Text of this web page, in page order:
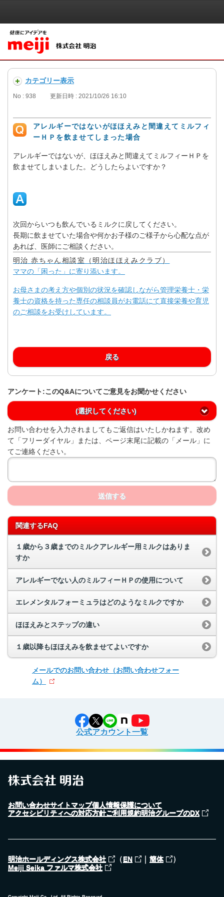
カテゴリー表示
No : 938 更新日時 : 2021/10/26 16:10
アレルギーではないがほほえみと間違えてミルフィ
ーＨＰを飲ませてしまった場合
アレルギーではないが、ほほえみと間違えてミルフィーＨＰを
飲ませてしまいました。どうしたらよいですか？
次回からいつも飲んでいるミルクに戻してください。
長期に飲ませていた場合や何かお子様のご様子から心配な点が
あれば、医師にご相談ください。
明治 赤ちゃん相談室（明治ほほえみクラブ）
ママの「困った」に寄り添います。
お母さまの考え方や個別の状況を確認しながら管理栄養士・栄
養士の資格を持った専任の相談員がお電話にて直接栄養や育児
のご相談をお受けしています。
戻る
アンケート:このQ&Aについてご意見をお聞かせください
(選択してください)
お問い合わせを入力されましてもご返信はいたしかねます。改め
て「フリーダイヤル」または、ページ末尾に記載の「メール」に
てご連絡ください。
送信する
関連するFAQ
１歳から３歳までのミルクアレルギー用ミルクはありま
すか
アレルギーでない人のミルフィーＨＰの使用について
エレメンタルフォーミュラはどのようなミルクですか
ほほえみとステップの違い
１歳以降もほほえみを飲ませてよいですか
メールでのお問い合わせ （お問い合わせフォー
ム）
公式アカウント一覧
お問い合わせサイトマップ個人情報保護について
アクセシビリティへの対応方針ご利用規約明治グループのDX
明治ホールディングス株式会社 （EN ｜ 簡体 ）
Meiji Seika ファルマ株式会社